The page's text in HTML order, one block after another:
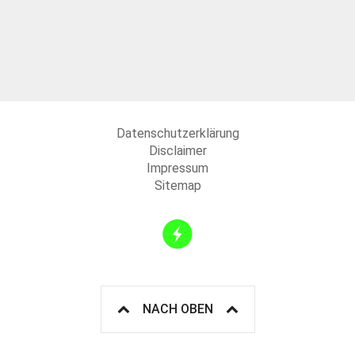
Datenschutzerklärung
Disclaimer
Impressum
Sitemap
NACH OBEN